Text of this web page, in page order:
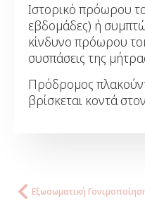
Ιστορικό πρόωρου
εβδομάδες) ή
κίνδυνο πρόωρου
συσπάσεις της
Πρόδρομος
βρίσκεται κοντά